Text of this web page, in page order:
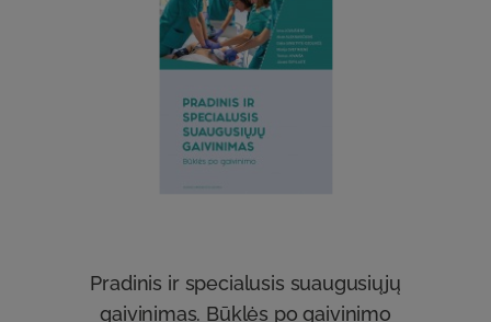
Pradinis ir specialusis suaugusiųjų
gaivinimas. Būklės po gaivinimo